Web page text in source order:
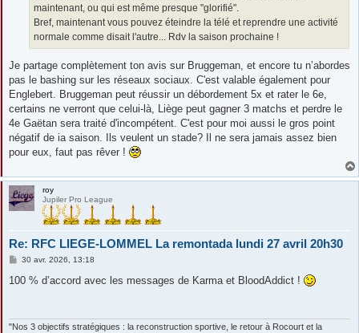
maintenant, ou qui est même presque "glorifié".
Bref, maintenant vous pouvez éteindre la télé et reprendre une activité
normale comme disait l'autre... Rdv la saison prochaine !
Je partage complètement ton avis sur Bruggeman, et encore tu n’abordes
pas le bashing sur les réseaux sociaux. C'est valable également pour
Englebert. Bruggeman peut réussir un débordement 5x et rater le 6e,
certains ne verront que celui-là, Liège peut gagner 3 matchs et perdre le
4e Gaëtan sera traité d'incompétent. C'est pour moi aussi le gros point
négatif de ia saison. Ils veulent un stade? Il ne sera jamais assez bien
pour eux, faut pas rêver !
roy
Jupiler Pro League
Re: RFC LIEGE-LOMMEL La remontada lundi 27 avril 20h30
M
s
30 avr. 2026, 13:18
100 % d’accord avec les messages de Karma et BloodAddict !
"Nos 3 objectifs stratégiques : la reconstruction sportive, le retour à Rocourt et la